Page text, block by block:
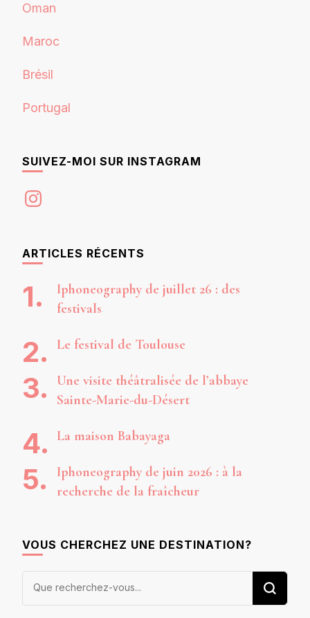
Oman
Maroc
Brésil
Portugal
SUIVEZ-MOI SUR INSTAGRAM
Instagram
ARTICLES RÉCENTS
Iphoneography de juillet 26 : des
festivals
Le festival de Toulouse
Une visite théâtralisée de l’abbaye
Sainte-Marie-du-Désert
La maison Babayaga
Iphoneography de juin 2026 : à la
recherche de la fraîcheur
VOUS CHERCHEZ UNE DESTINATION?
Vous